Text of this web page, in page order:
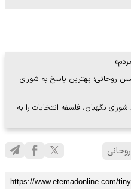
روحانی؛ بهترین پاسخ به شورای
نگهبان، فلسفه انتخابات را به